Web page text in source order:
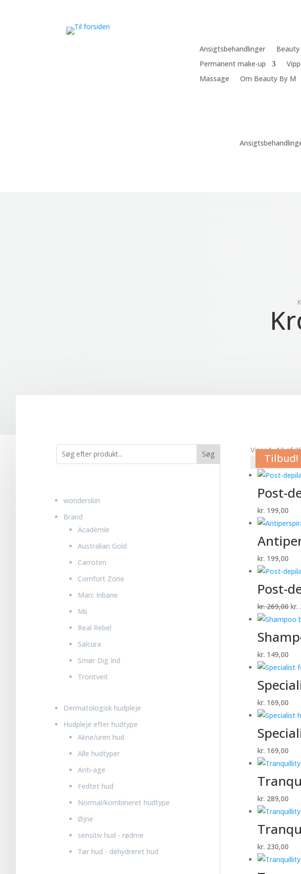
Ansigtsbehandlinger Beauty
Permanent make-up
Massage
Om Beauty By M
Søg
wonderskin
Brand
Académíe
Australian Gold
Carroten
Comfort Zone
Marc Inbane
Mii
Real Rebel
Salcura
Smør Dig Ind
Trontveit
Dermatologisk hudpleje
Hudpleje efter hudtype
Akne/uren hud
Alle hudtyper
Anti-age
Fedtet hud
Normal/kombineret hudtype
Øjne
sensitiv hud - rødme
Tør hud - dehydreret hud
Viser 1–12 af
Post-
kr. 199,00
kr. 199,00
Tilbud!
Post-
kr.269,00 kr.
kr. 149,00
kr. 169,00
kr. 169,00
kr. 289,00
kr. 230,00